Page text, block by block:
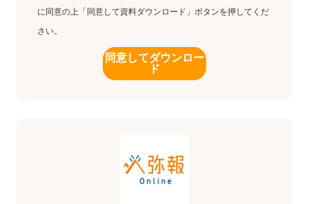
に同意の上「同意して資料ダウンロード」ボタンを押してくだ
さい。
同意してダウンロー
ド